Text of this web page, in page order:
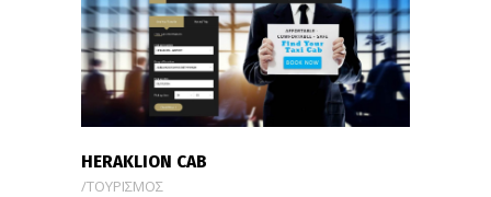
HERAKLION CAB
ΤΟΥΡΙΣΜΟΣ